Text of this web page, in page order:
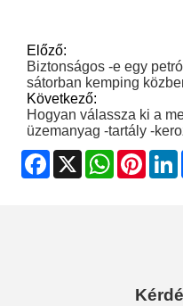
Előző:
Biztonságos -e egy
sátorban kemping
Következő:
Hogyan válassza ki a
üzemanyag -tartály -
Facebook
X WhatsApp